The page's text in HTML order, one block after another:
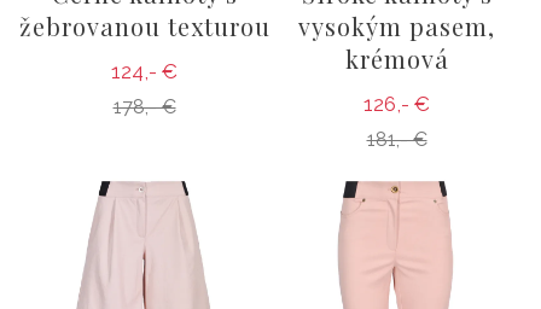
žebrovanou texturou
124,- €
178,- €
vysokým pasem,
krémová
126,- €
181,- €